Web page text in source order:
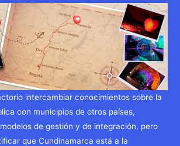
intercambiar conocimientos sobre la
con municipios de otros países,
de gestión y de integración, pero
que Cundinamarca está a la